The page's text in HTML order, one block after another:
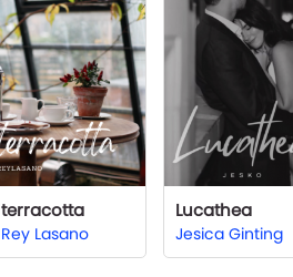
terracotta
Rey Lasano
Lucathea
Jesica Ginting